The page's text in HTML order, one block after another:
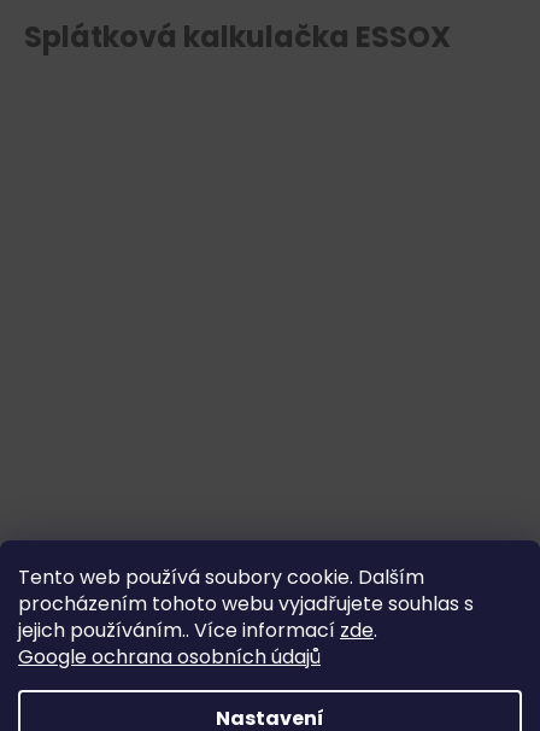
Tento web používá soubory cookie. Dalším
procházením tohoto webu vyjadřujete souhlas s
jejich používáním.. Více informací zde.
Google ochrana osobních údajů
Nastavení
Splátková kalkulačka ESSOX